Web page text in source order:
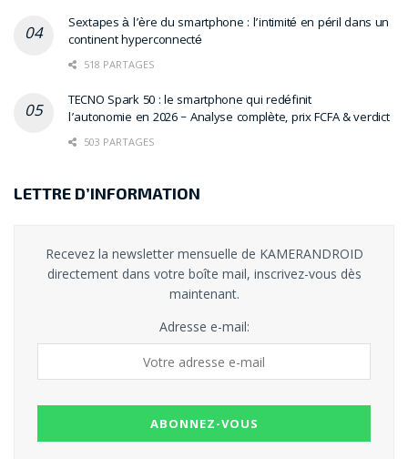
Sextapes à l’ère du smartphone : l’intimité en péril dans un
continent hyperconnecté
518 PARTAGES
TECNO Spark 50 : le smartphone qui redéfinit
l’autonomie en 2026 – Analyse complète, prix FCFA & verdict
503 PARTAGES
LETTRE D’INFORMATION
Recevez la newsletter mensuelle de KAMERANDROID
directement dans votre boîte mail, inscrivez-vous dès
maintenant.
Adresse e-mail: